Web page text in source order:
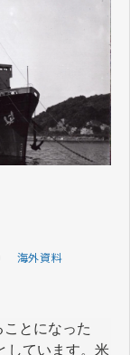
海外資料
とになった
しています。米